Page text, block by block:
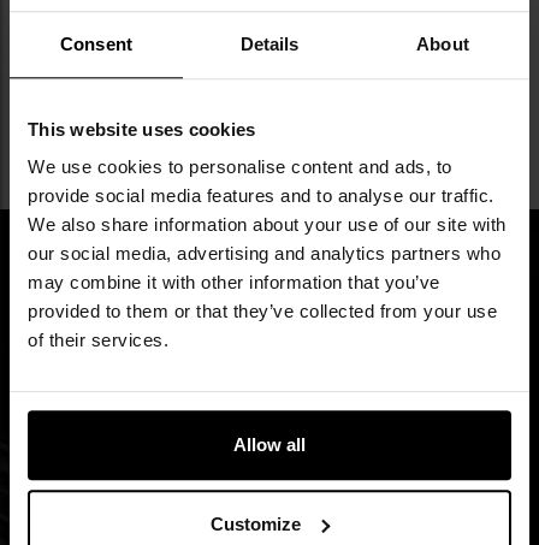
Consent Details About
This website uses cookies
We use cookies to personalise content and ads, to
provide social media features and to analyse our traffic.
We also share information about your use of our site with
our social media, advertising and analytics partners who
may combine it with other information that you’ve
provided to them or that they’ve collected from your use
of their services.
Allow all
Customize
Czytaj więcej
rozwija akcesoria rowerowe, które mają ułatwiać codzienną
jazdę, turystykę oraz samodzielną obsługę sprzętu – zarówno
podczas krótkich dojazdów po mieście, jak i wielodniowych
wyjazdów bikepackingowych.
Akcesoria rowerowe Topeak do
codziennej jazdy i dłuższych tras
Marka powstała na początku lat 90. i od początku
koncentrowała się na praktycznych rozwiązaniach dla
rowerzystów. Zamiast skupiać się wyłącznie na samym
sprzęcie rowerowym, Topeak rozwijał akcesoria poprawiające
Newsletter
Zapisz się na newsletter i bądź na bieżąco z